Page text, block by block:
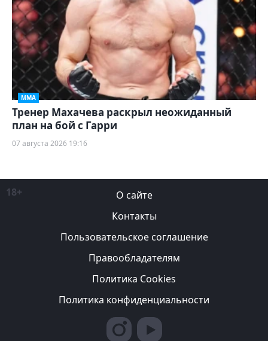
ММА
Тренер Махачева раскрыл неожиданный
план на бой с Гарри
07 августа 2026 19:16
18+
О сайте
Контакты
Пользовательское соглашение
Правообладателям
Политика Cookies
Политика конфиденциальности